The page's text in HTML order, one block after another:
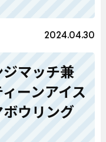
2024.04.30
ジマッチ兼
ーンアイス
ウリング